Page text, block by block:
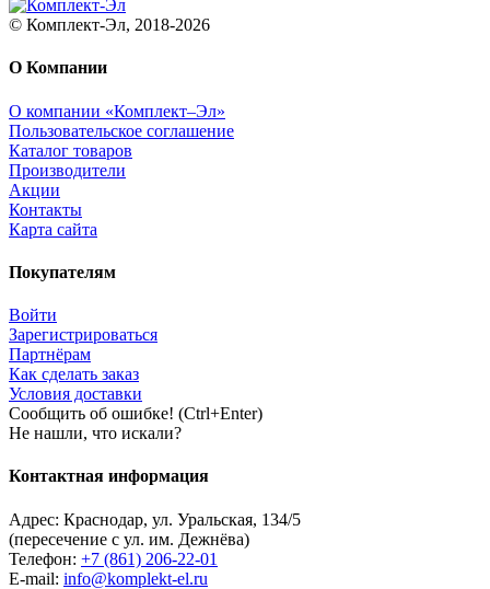
© Комплект-Эл, 2018-2026
О Компании
О компании «Комплект–Эл»
Пользовательское соглашение
Каталог товаров
Производители
Акции
Контакты
Карта сайта
Покупателям
Войти
Зарегистрироваться
Партнёрам
Как сделать заказ
Условия доставки
Сообщить об ошибке! (Ctrl+Enter)
Не нашли, что искали?
Контактная информация
Адрес: Краснодар, ул. Уральская, 134/5
(пересечение с ул. им. Дежнёва)
Телефон: +7 (861) 206-22-01
E-mail: info@komplekt-el.ru